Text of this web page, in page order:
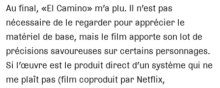
Au final, «El Camino» m’a plu. Il n’est pas
nécessaire de le regarder pour apprécier le
matériel de base, mais le film apporte son lot de
précisions savoureuses sur certains personnages.
Si l’œuvre est le produit direct d’un système qui ne
me plaît pas (film coproduit par Netflix,